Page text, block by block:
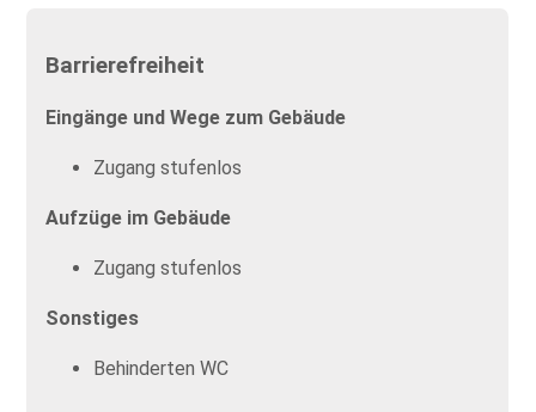
Barrierefreiheit
Eingänge und Wege zum Gebäude
Zugang stufenlos
Aufzüge im Gebäude
Zugang stufenlos
Sonstiges
Behinderten WC